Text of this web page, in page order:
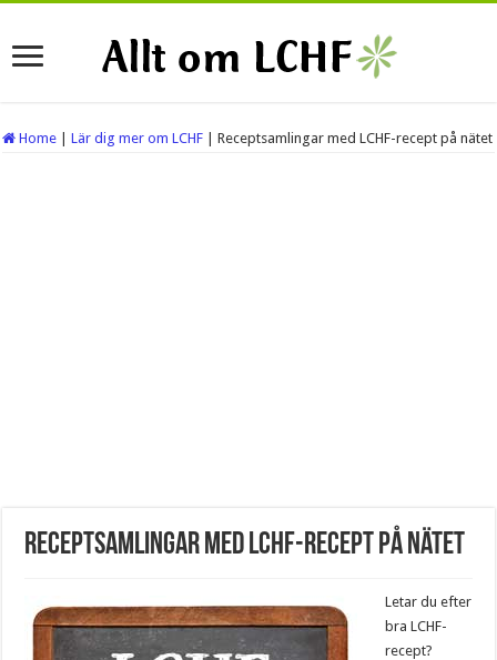
Home Lär dig mer om LCHF Receptsamlingar med LCHF-recept på nätet
Receptsamlingar med LCHF-recept på nätet
Letar du efter
bra LCHF-
recept?